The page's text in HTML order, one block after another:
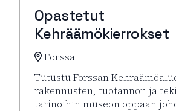
Opastetut
Kehräämökierrokset
Forssa
Tutustu Forssan
rakennusten, tuotannon ja
tarinoihin museon oppaan